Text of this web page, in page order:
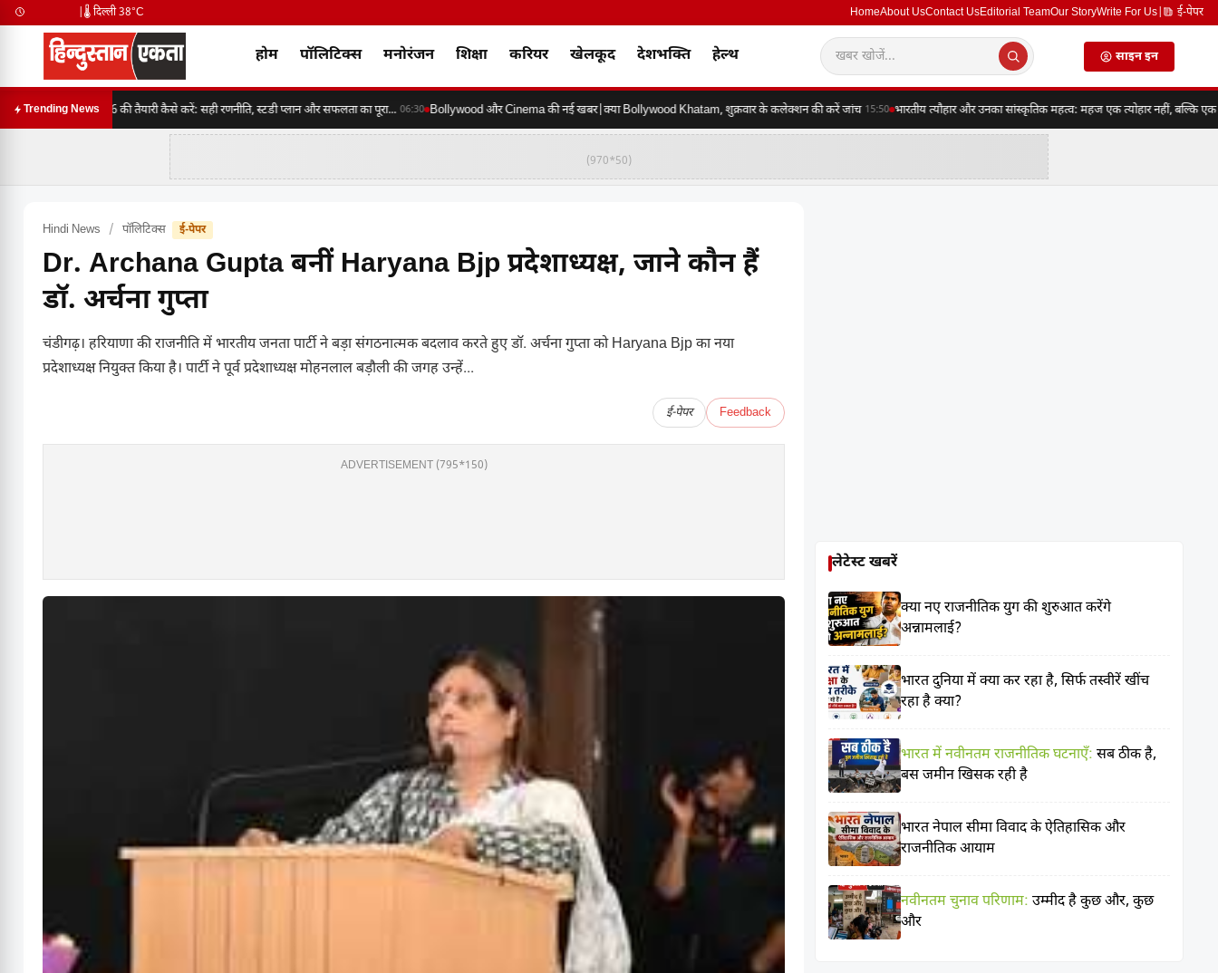
🌡️ दिल्ली 38°C HomeAbout UsContact UsEditorial TeamOur StoryWrite For Us ई-पेपर
होम पॉलिटिक्स मनोरंजन शिक्षा करियर खेलकूद देशभक्ति हेल्थ साइन इन
Trending News
SSC CGL 2026 की तैयारी कैसे करें: सही रणनीति, स्टडी प्लान और सफलता का पूरा... 06:30 Bollywood और Cinema की नई खबर|क्या Bollywood Khatam, शुक्रवार के कलेक्शन की करें जांच 15:50 भारतीय त्यौहार और उनका सांस्कृतिक महत्व: महज एक त्योहार नहीं, बल्कि एक
(970*50)
Hindi News / पॉलिटिक्स ई-पेपर
Dr. Archana Gupta बनीं Haryana Bjp प्रदेशाध्यक्ष, जाने कौन हैं
डॉ. अर्चना गुप्ता
चंडीगढ़। हरियाणा की राजनीति में भारतीय जनता पार्टी ने बड़ा संगठनात्मक बदलाव करते हुए डॉ. अर्चना गुप्ता को Haryana Bjp का नया
प्रदेशाध्यक्ष नियुक्त किया है। पार्टी ने पूर्व प्रदेशाध्यक्ष मोहनलाल बड़ौली की जगह उन्हें...
ई-पेपर Feedback
ADVERTISEMENT (795*150)
लेटेस्ट खबरें
क्या नए राजनीतिक युग की शुरुआत करेंगे
अन्नामलाई?
भारत दुनिया में क्या कर रहा है, सिर्फ तस्वीरें खींच
रहा है क्या?
भारत में नवीनतम राजनीतिक घटनाएँ: सब ठीक है,
बस जमीन खिसक रही है
भारत नेपाल सीमा विवाद के ऐतिहासिक और
राजनीतिक आयाम
नवीनतम चुनाव परिणाम: उम्मीद है कुछ और, कुछ
और